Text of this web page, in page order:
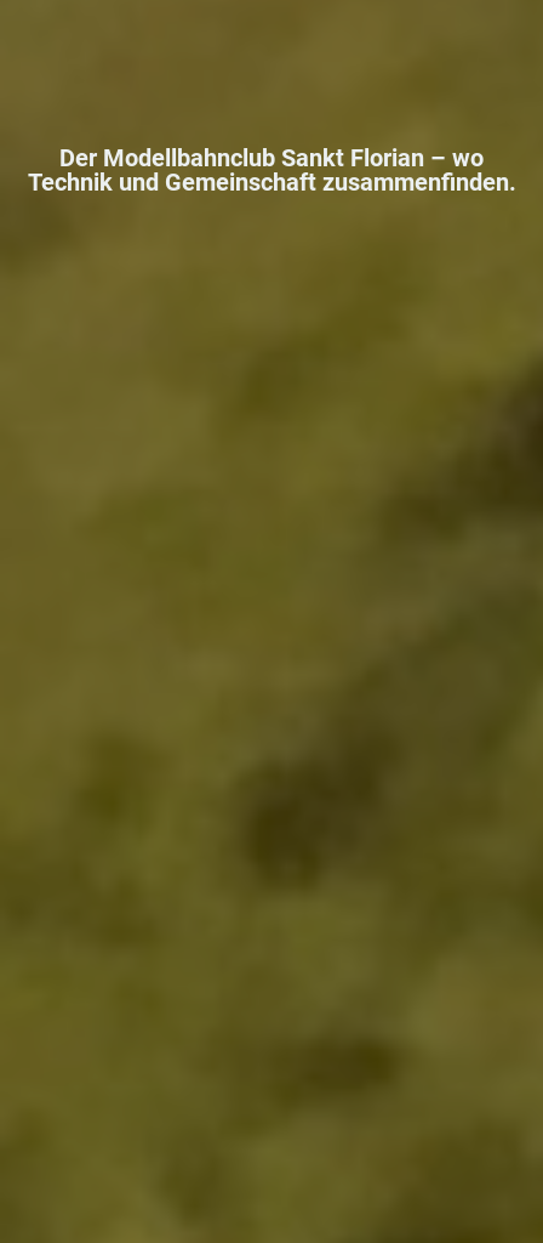
Der Modellbahnclub Sankt Florian – wo
Technik und Gemeinschaft zusammenfinden.